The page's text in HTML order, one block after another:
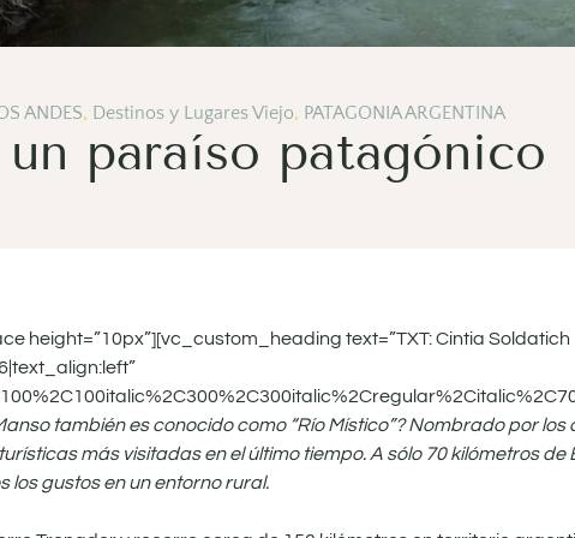
ANDES, Destinos y Lugares Viejo, PATAGONIA ARGENTINA
paraíso patagónico
height=”10px”][vc_custom_heading text=”TXT: Cintia Soldatich
también es conocido como “Río Místico”? Nombrado por
más visitadas en el último tiempo. A sólo 70 kilómetros de
gustos en un entorno rural.